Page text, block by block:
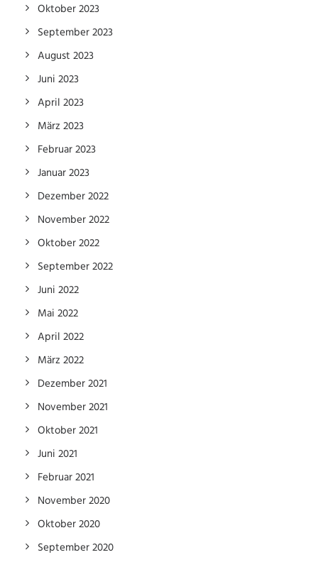
Oktober 2023
September 2023
August 2023
Juni 2023
April 2023
März 2023
Februar 2023
Januar 2023
Dezember 2022
November 2022
Oktober 2022
September 2022
Juni 2022
Mai 2022
April 2022
März 2022
Dezember 2021
November 2021
Oktober 2021
Juni 2021
Februar 2021
November 2020
Oktober 2020
September 2020